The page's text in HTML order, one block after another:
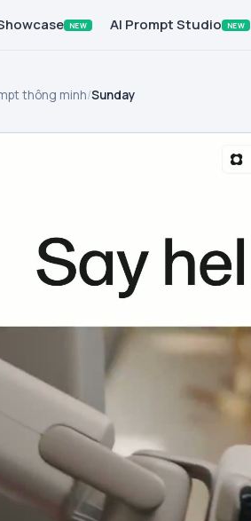
NEW AI Prompt Studio NEW
thông minh/Sunday